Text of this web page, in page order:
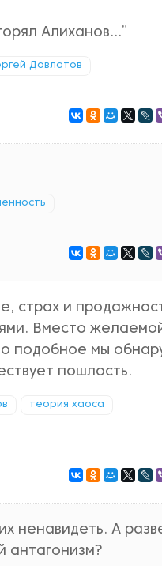
Алиханов…”
Довлатов
страх и
Вместо
подобное мы
пошлость.
теория хаоса
ненавидеть. А
антагонизм?